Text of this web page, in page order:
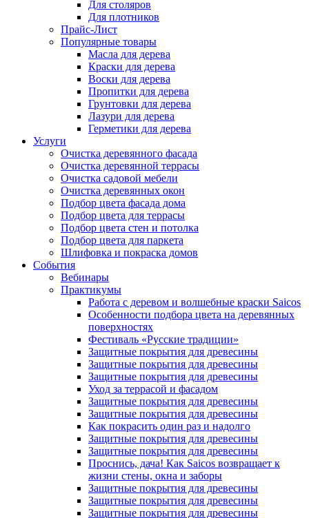
Для столяров
Для плотников
Прайс-Лист
Популярные товары
Масла для дерева
Краски для дерева
Воски для дерева
Пропитки для дерева
Грунтовки для дерева
Лазури для дерева
Герметики для дерева
Услуги
Очистка деревянного фасада
Очистка деревянной террасы
Очистка садовой мебели
Очистка деревянных окон
Подбор цвета фасада дома
Подбор цвета для террасы
Подбор цвета стен и потолка
Подбор цвета для паркета
Шлифовка и покраска домов
События
Вебинары
Практикумы
Работа с деревом и волшебные краски Saicos
Особенности подбора цвета на деревянных
поверхностях
Фестиваль «Русские традиции»
Защитные покрытия для древесины
Защитные покрытия для древесины
Защитные покрытия для древесины
Уход за террасой и фасадом
Защитные покрытия для древесины
Защитные покрытия для древесины
Как покрасить один раз и надолго
Защитные покрытия для древесины
Защитные покрытия для древесины
Проснись, дача! Как Saicos возвращает к
жизни стены, окна и заборы
Защитные покрытия для древесины
Защитные покрытия для древесины
Защитные покрытия для древесины